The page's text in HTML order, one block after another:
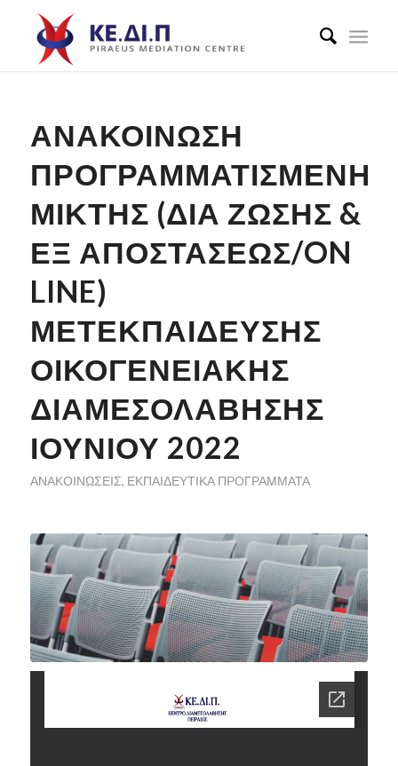
ΑΝΑΚΟΊΝΩΣΗ
ΠΡΟΓΡΑΜΜΑΤΙΣΜΈΝΗΣ
ΜΙΚΤΉΣ (ΔΙΑ ΖΏΣΗΣ &
ΕΞ ΑΠΟΣΤΆΣΕΩΣ/ON
LINE)
ΜΕΤΕΚΠΑΊΔΕΥΣΗΣ
ΟΙΚΟΓΕΝΕΙΑΚΉΣ
ΔΙΑΜΕΣΟΛΆΒΗΣΗΣ
ΙΟΥΝΙΟΥ 2022
ΑΝΑΚΟΙΝΏΣΕΙΣ, ΕΚΠΑΙΔΕΥΤΙΚΆ ΠΡΟΓΡΆΜΜΑΤΑ